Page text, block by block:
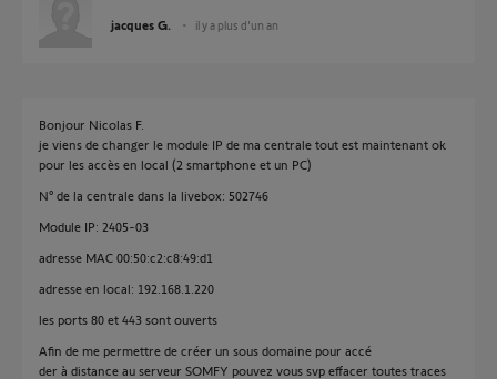
jacques G. il y a plus d'un an
Bonjour Nicolas F.
je viens de changer le module IP de ma centrale tout est maintenant ok
pour les accès en local (2 smartphone et un PC)
N° de la centrale dans la livebox: 502746
Module IP: 2405-03
adresse MAC 00:50:c2:c8:49:d1
adresse en local: 192.168.1.220
les ports 80 et 443 sont ouverts
Afin de me permettre de créer un sous domaine pour accé
der à distance au serveur SOMFY pouvez vous svp effacer toutes traces